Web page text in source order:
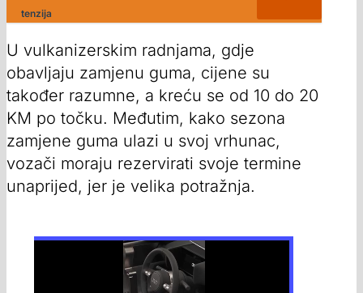
tenzija
U vulkanizerskim radnjama, gdje
obavljaju zamjenu guma, cijene su
također razumne, a kreću se od 10 do 20
KM po točku. Međutim, kako sezona
zamjene guma ulazi u svoj vrhunac,
vozači moraju rezervirati svoje termine
unaprijed, jer je velika potražnja.